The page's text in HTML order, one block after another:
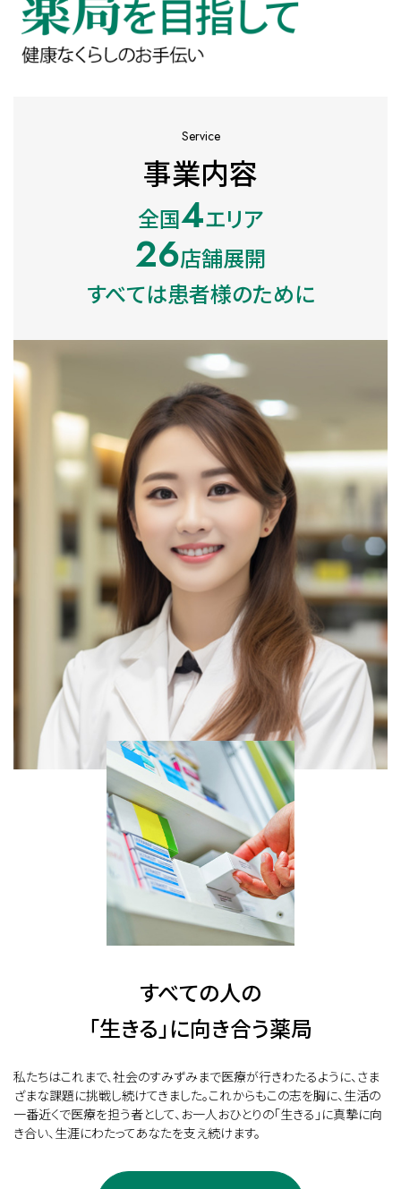
Service
事業内容
全国4エリア
26店舗展開
すべては患者様のために
すべての人の
「生きる」に向き合う薬局
私たちはこれまで、社会のすみずみまで医療が行きわたるように、さま
ざまな課題に挑戦し続けてきました。これからもこの志を胸に、生活の
一番近くで医療を担う者として、お一人おひとりの「生きる」に真摯に向
き合い、生涯にわたってあなたを支え続けます。